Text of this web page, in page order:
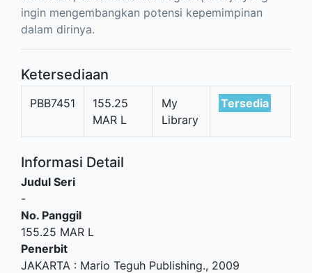
ingin mengembangkan potensi kepemimpinan
dalam dirinya.
Ketersediaan
PBB7451
155.25
MAR L
My
Library
Tersedia
Informasi Detail
Judul Seri
-
No. Panggil
155.25 MAR L
Penerbit
JAKARTA : Mario Teguh Publishing., 2009